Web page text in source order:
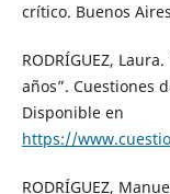
crítico. Buenos
RODRÍGUEZ,
años”. Cuestiones
Disponible en
https://
RODRÍGUEZ,